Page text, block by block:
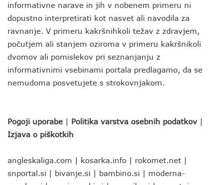
informativne narave in jih v nobenem primeru ni
dopustno interpretirati kot nasvet ali navodila za
ravnanje. V primeru kakršnihkoli težav z zdravjem,
počutjem ali stanjem oziroma v primeru kakršnikoli
dvomov ali pomislekov pri seznanjanju z
informativnimi vsebinami portala predlagamo, da se
nemudoma posvetujete s strokovnjakom.
Pogoji uporabe | Politika varstva osebnih podatkov |
Izjava o piškotkih
angleskaliga.com | kosarka.info | rokomet.net |
snportal.si | bivanje.si | bambino.si | moderna-